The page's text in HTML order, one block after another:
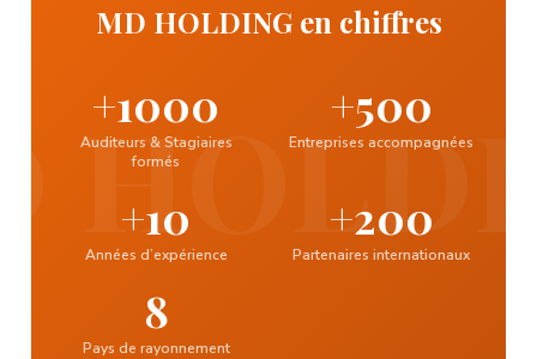
MD HOLDING en chiffres
+1000
Auditeurs & Stagiaires
formés
+500
Entreprises accompagnées
+10
Années d’expérience
+200
Partenaires internationaux
8
Pays de rayonnement